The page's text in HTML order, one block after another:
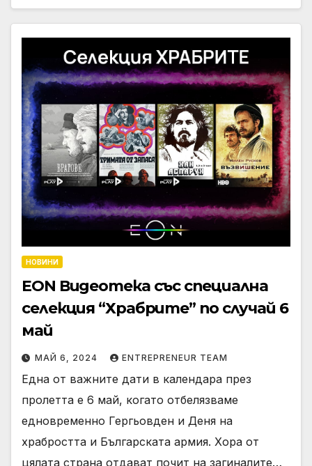
НОВИНИ
EON Видеотека със специална
селекция “Храбрите” по случай 6
май
МАЙ 6, 2024 ENTREPRENEUR TEAM
Една от важните дати в календара през
пролетта е 6 май, когато отбелязваме
едновременно Гергьовден и Деня на
храбростта и Българската армия. Хора от
цялата страна отдават почит на загиналите…